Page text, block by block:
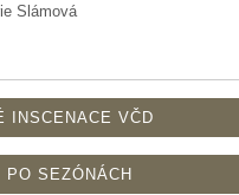
DÁLE NABÍZÍME
Slámová
INSCENACE VČD
PO SEZÓNÁCH